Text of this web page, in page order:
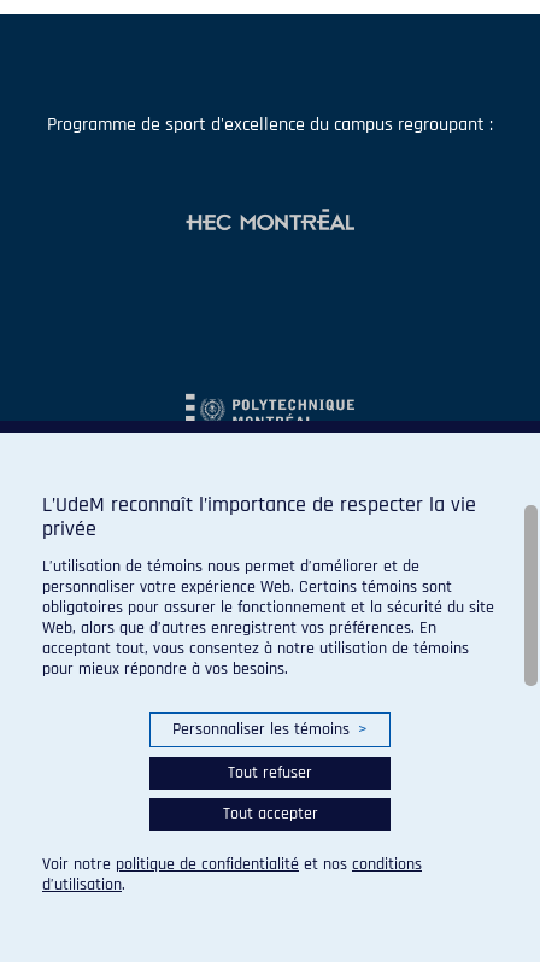
Programme de sport d'excellence du campus regroupant :
© 2026 Carabins de l'Université de Montréal. Tous droits
réservés.
Paramètres des témoins
L’UdeM reconnaît l’importance de respecter la vie
privée
L’utilisation de témoins nous permet d’améliorer et de
personnaliser votre expérience Web. Certains témoins sont
obligatoires pour assurer le fonctionnement et la sécurité du site
Web, alors que d’autres enregistrent vos préférences. En
acceptant tout, vous consentez à notre utilisation de témoins
pour mieux répondre à vos besoins.
Personnaliser les témoins >
Tout refuser
Tout accepter
Voir notre politique de confidentialité et nos conditions
d’utilisation.